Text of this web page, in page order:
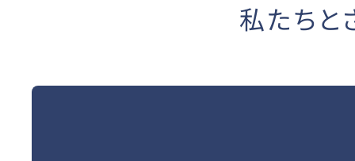
私たちと